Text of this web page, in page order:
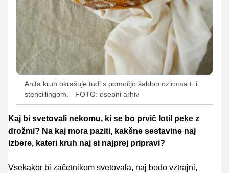
Anita kruh okrašuje tudi s pomočjo šablon oziroma t. i.
stencillingom.
FOTO: osebni arhiv
Kaj bi svetovali nekomu, ki se bo prvič lotil peke z
drožmi? Na kaj mora paziti, kakšne sestavine naj
izbere, kateri kruh naj si najprej pripravi?
Vsekakor bi začetnikom svetovala, naj bodo vztrajni,